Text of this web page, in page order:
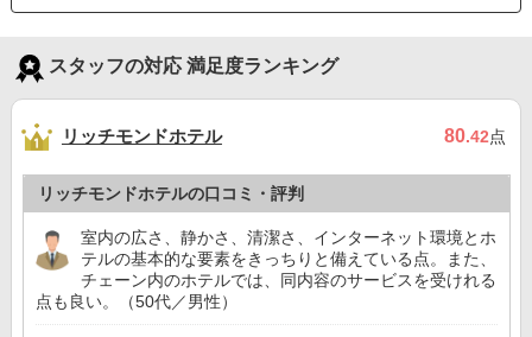
スタッフの対応 満足度ランキング
リッチモンドホテル 80.42点
リッチモンドホテルの口コミ・評判
室内の広さ、静かさ、清潔さ、インターネット環境とホ
テルの基本的な要素をきっちりと備えている点。また、
チェーン内のホテルでは、同内容のサービスを受けれる
点も良い。（50代／男性）